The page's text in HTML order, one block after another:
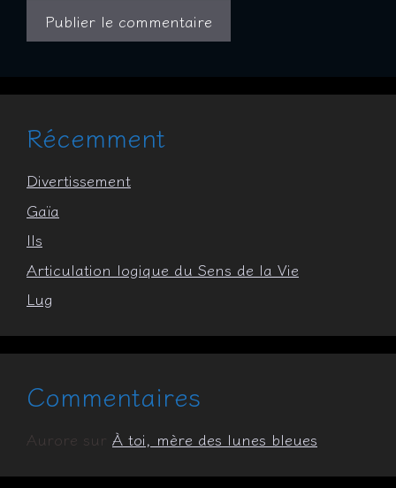
Récemment
Divertissement
Gaïa
Ils
Articulation logique du Sens de la Vie
Lug
Commentaires
Aurore sur À toi, mère des lunes bleues